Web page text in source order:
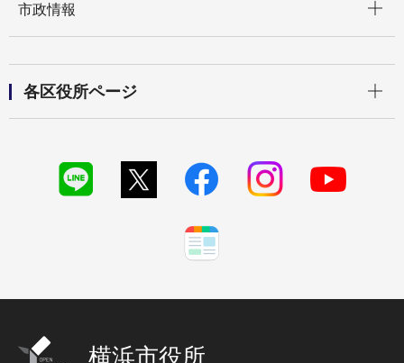
市政情報
各区役所ページ
横浜市役所